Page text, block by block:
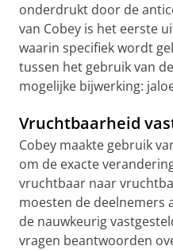
onderdrukt door de
van Cobey is het eerste
waarin specifiek wordt
tussen het gebruik van
mogelijke bijwerking:
Vruchtbaarheid
Cobey maakte gebruik
om de exacte
vruchtbaar naar
moesten de deelnemers
de nauwkeurig
vragen beantwoorden